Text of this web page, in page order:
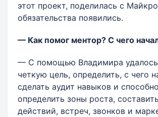
этот проект, поделилась с
обязательства появились.
— Как помог ментор? С чего
— С помощью Владимира удалось
четкую цель, определить, с чего
сделать аудит навыков и
определить зоны роста,
действий, встреч, звонков и